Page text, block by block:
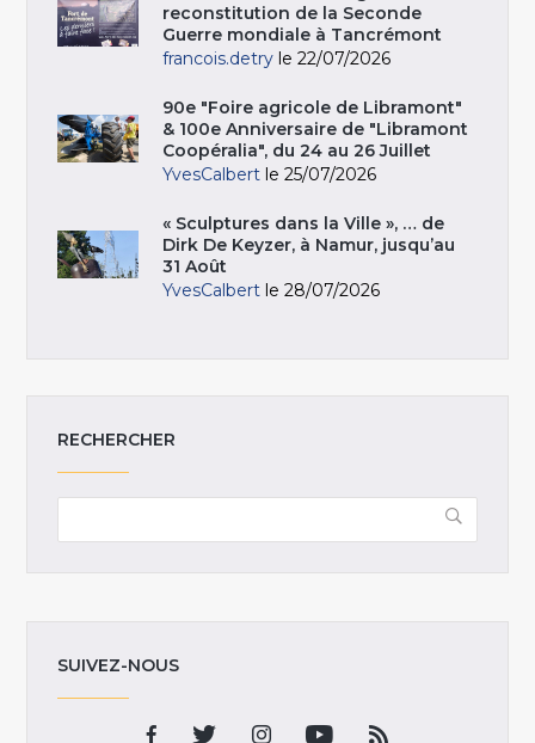
reconstitution de la Seconde
Guerre mondiale à Tancrémont
francois.detry le 22/07/2026
90e "Foire agricole de Libramont"
& 100e Anniversaire de "Libramont
Coopéralia", du 24 au 26 Juillet
YvesCalbert le 25/07/2026
« Sculptures dans la Ville », … de
Dirk De Keyzer, à Namur, jusqu’au
31 Août
YvesCalbert le 28/07/2026
RECHERCHER
SUIVEZ-NOUS